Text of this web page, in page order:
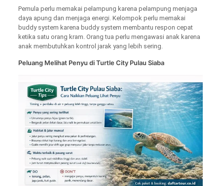
Pemula perlu memakai pelampung karena pelampung menjaga
daya apung dan menjaga energi. Kelompok perlu memakai
buddy system karena buddy system membantu respon cepat
ketika satu orang kram. Orang tua perlu mengawasi anak karena
anak membutuhkan kontrol jarak yang lebih sering.
Peluang Melihat Penyu di Turtle City Pulau Siaba